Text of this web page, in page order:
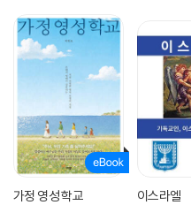
가정 영성 학교 이스라엘